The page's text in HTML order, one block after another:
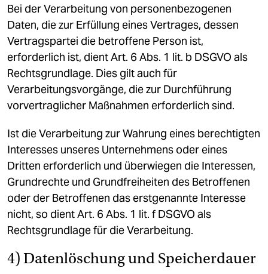
Bei der Verarbeitung von personenbezogenen
Daten, die zur Erfüllung eines Vertrages, dessen
Vertragspartei die betroffene Person ist,
erforderlich ist, dient Art. 6 Abs. 1 lit. b DSGVO als
Rechtsgrundlage. Dies gilt auch für
Verarbeitungsvorgänge, die zur Durchführung
vorvertraglicher Maßnahmen erforderlich sind.
Ist die Verarbeitung zur Wahrung eines berechtigten
Interesses unseres Unternehmens oder eines
Dritten erforderlich und überwiegen die Interessen,
Grundrechte und Grundfreiheiten des Betroffenen
oder der Betroffenen das erstgenannte Interesse
nicht, so dient Art. 6 Abs. 1 lit. f DSGVO als
Rechtsgrundlage für die Verarbeitung.
4) Datenlöschung und Speicherdauer